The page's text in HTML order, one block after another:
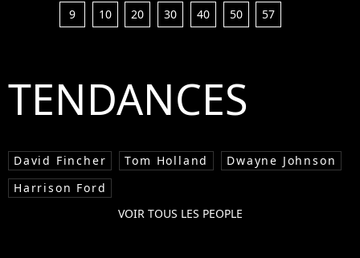
9
10 20 30 40 50 57
TENDANCES
David Fincher Tom Holland
Dwayne Johnson
Harrison Ford
VOIR TOUS LES PEOPLE